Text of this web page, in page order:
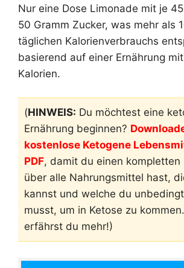
Nur eine Dose Limonade mit je
50 Gramm Zucker, was mehr als
täglichen Kalorienverbrauchs
basierend auf einer Ernährung
Kalorien.
(HINWEIS: Du möchtest eine
Ernährung beginnen?
kostenlose Ketogene
PDF, damit du einen kompletten
über alle Nahrungsmittel hast,
kannst und welche du
musst, um in Ketose zu kommen.
erfährst du mehr!)